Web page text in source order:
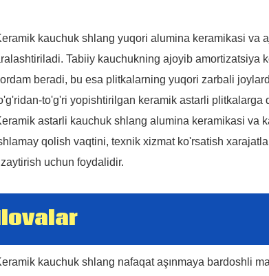
kauchuk shlang yuqori alumina keramikasi va
Tabiiy kauchukning ajoyib amortizatsiya
beradi, bu esa plitkalarning yuqori zarbali
to'g'ri yopishtirilgan keramik astarli
astarli kauchuk shlang alumina keramikasi va
qolish vaqtini, texnik xizmat ko'rsatish
uchun foydalidir.
kauchuk shlang nafaqat aşınmaya bardoshli
TOUCH
WITH
US